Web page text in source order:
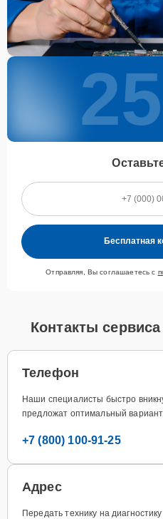
25
Бесплатная
Отправляя, Вы соглашаетесь с
Контакты
Телефон
Наши специалисты быстро
предложат оптимальный
+7 (800) 100-91-25
Адрес
Передать технику на